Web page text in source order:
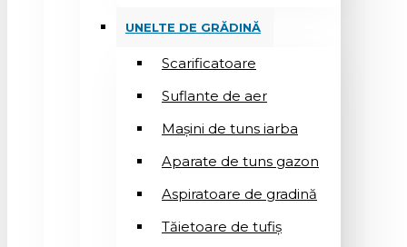
UNELTE DE GRĂDINĂ
Scarificatoare
Suflantе de aer
Mașini de tuns iarba
Aparate de tuns gazon
Aspiratoare de gradină
Tăietoare de tufiș